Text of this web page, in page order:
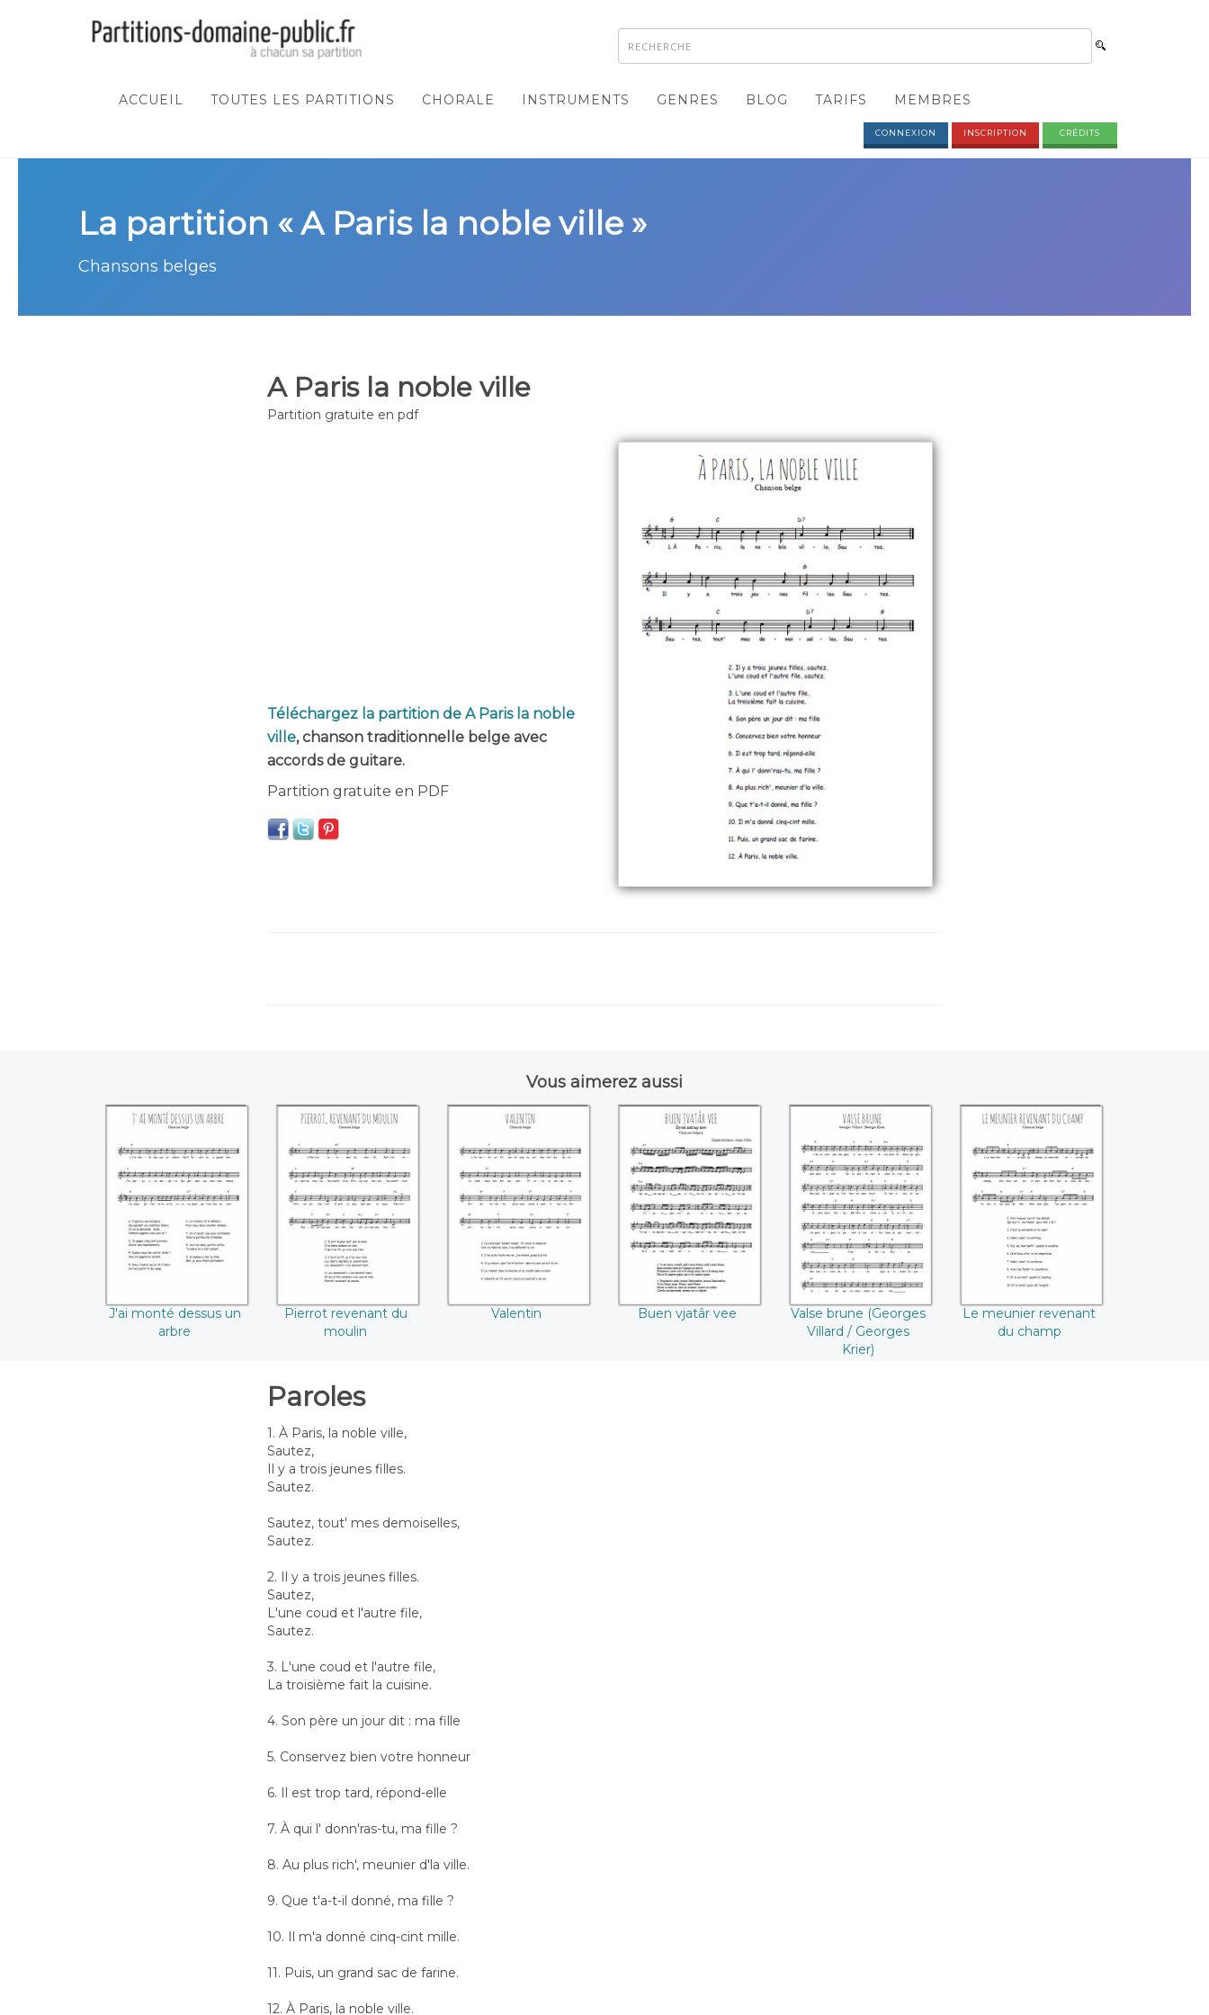
ACCUEIL TOUTES LES PARTITIONS CHORALE INSTRUMENTS GENRES BLOG TARIFS MEMBRES
CONNEXION INSCRIPTION CRÉDITS
La partition « A Paris la noble ville »
Chansons belges
A Paris la noble ville
Partition gratuite en pdf
Téléchargez la partition de A Paris la noble
ville, chanson traditionnelle belge avec
accords de guitare.
Partition gratuite en PDF
Vous aimerez aussi
J'ai monté dessus
un arbre
J'ai monté dessus un
arbre
Pierrot revenant
du moulin
Pierrot revenant du
moulin
Valentin
Valentin
Buen vjatâr vee
Buen vjatâr vee
Valse brune
(Georges Villard /
Georges Krier)
Valse brune (Georges
Villard / Georges
Krier)
Le meunier
revenant du
champ
Le meunier revenant
du champ
Paroles
1. À Paris, la noble ville,
Sautez,
Il y a trois jeunes filles.
Sautez.
Sautez, tout' mes demoiselles,
Sautez.
2. Il y a trois jeunes filles.
Sautez,
L'une coud et l'autre file,
Sautez.
3. L'une coud et l'autre file,
La troisième fait la cuisine.
4. Son père un jour dit : ma fille
5. Conservez bien votre honneur
6. Il est trop tard, répond-elle
7. À qui l' donn'ras-tu, ma fille ?
8. Au plus rich', meunier d'la ville.
9. Que t'a-t-il donné, ma fille ?
10. Il m'a donné cinq-cint mille.
11. Puis, un grand sac de farine.
12. À Paris, la noble ville.